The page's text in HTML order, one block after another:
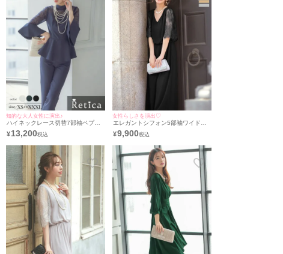
知的な大人女性に演出♪
ハイネックレース切替7部袖ペプラ
ムトップスクロップドパンツ結婚式
パーティードレス [Retica/レティカ]
¥13,200
女性らしさを演出♡
エレガントシフォン5部袖ワイドパ
ンツフラワー結婚式パーティードレ
ス [Retica/レティカ]
¥9,900